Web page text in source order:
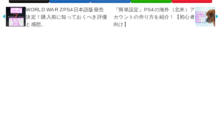
WORLD WAR ZPS4日本語版発売
決定！購入前に知っておくべき評価
と感想。
『簡単設定』PS4の海外（北米）ア
カウントの作り方を紹介！【初心者
向け】